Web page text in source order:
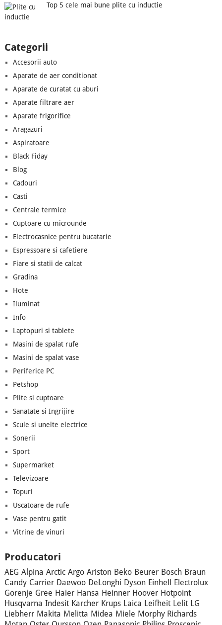
Top 5 cele mai bune plite cu inductie
Categorii
Accesorii auto
Aparate de aer conditionat
Aparate de curatat cu aburi
Aparate filtrare aer
Aparate frigorifice
Aragazuri
Aspiratoare
Black Fiday
Blog
Cadouri
Casti
Centrale termice
Cuptoare cu microunde
Electrocasnice pentru bucatarie
Espressoare si cafetiere
Fiare si statii de calcat
Gradina
Hote
Iluminat
Info
Laptopuri si tablete
Masini de spalat rufe
Masini de spalat vase
Periferice PC
Petshop
Plite si cuptoare
Sanatate si Ingrijire
Scule si unelte electrice
Sonerii
Sport
Supermarket
Televizoare
Topuri
Uscatoare de rufe
Vase pentru gatit
Vitrine de vinuri
Producatori
AEG Alpina Arctic Argo Ariston Beko Beurer Bosch Braun
Candy Carrier Daewoo DeLonghi Dyson Einhell
Electrolux
Gorenje Gree Haier Hansa Heinner Hoover Hotpoint
Husqvarna Indesit Karcher Krups Laica Leifheit Lelit LG
Liebherr Makita Melitta Midea Miele Morphy Richards